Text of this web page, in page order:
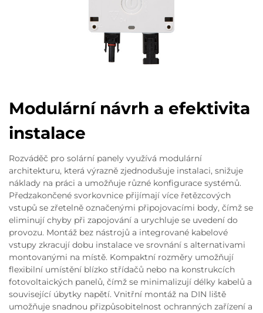
Modulární návrh a efektivita
instalace
Rozváděč pro solární panely využívá modulární
architekturu, která výrazně zjednodušuje instalaci, snižuje
náklady na práci a umožňuje různé konfigurace systémů.
Předzakončené svorkovnice přijímají více řetězcových
vstupů se zřetelně označenými připojovacími body, čímž se
eliminují chyby při zapojování a urychluje se uvedení do
provozu. Montáž bez nástrojů a integrované kabelové
vstupy zkracují dobu instalace ve srovnání s alternativami
montovanými na místě. Kompaktní rozměry umožňují
flexibilní umístění blízko střídačů nebo na konstrukcích
fotovoltaických panelů, čímž se minimalizují délky kabelů a
související úbytky napětí. Vnitřní montáž na DIN liště
umožňuje snadnou přizpůsobitelnost ochranných zařízení a